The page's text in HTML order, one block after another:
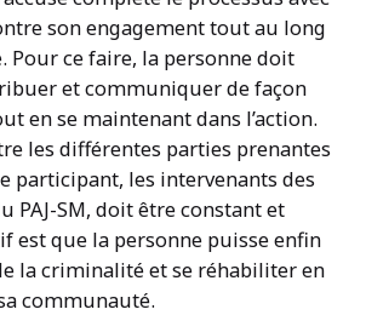
son engagement tout au long
Pour ce faire, la personne doit
et communiquer de façon
en se maintenant dans l’action.
les différentes parties prenantes
participant, les intervenants des
PAJ-SM, doit être constant et
est que la personne puisse enfin
la criminalité et se réhabiliter en
communauté.